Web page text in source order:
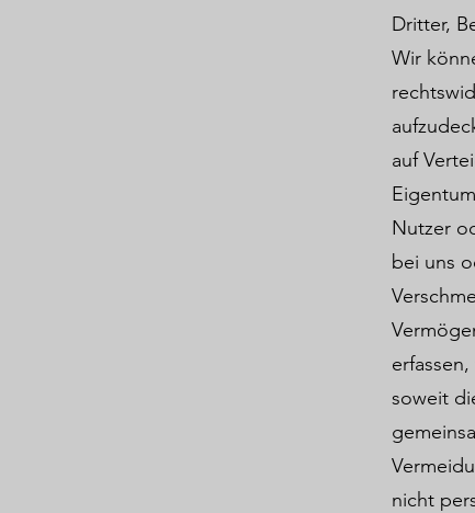
Dritter,
Wir
auf
Nutzer
bei uns
soweit
nicht